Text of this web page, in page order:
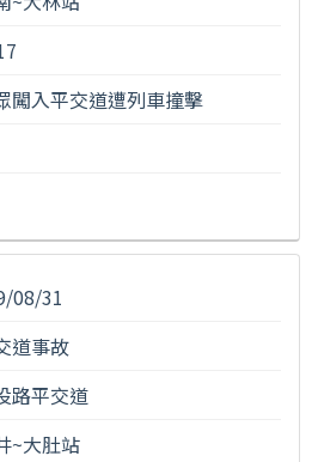
闖入平交道遭列車撞擊
08/31
道事故
路平交道
~大肚站